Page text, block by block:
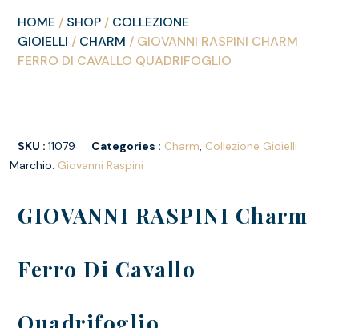
HOME / SHOP / COLLEZIONE
GIOIELLI / CHARM / GIOVANNI RASPINI CHARM
FERRO DI CAVALLO QUADRIFOGLIO
SKU :11079 Categories : Charm, Collezione Gioielli
Marchio: Giovanni Raspini
GIOVANNI RASPINI Charm
Ferro Di Cavallo